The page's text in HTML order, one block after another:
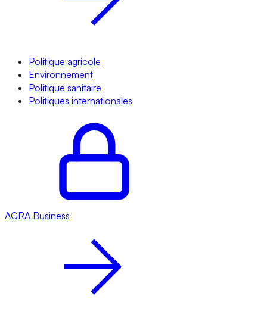
Politique agricole
Environnement
Politique sanitaire
Politiques internationales
AGRA Business